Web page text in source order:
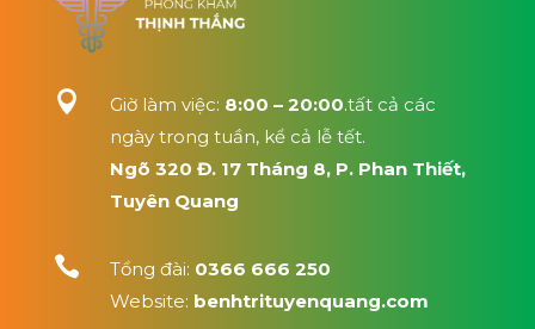
 Giờ làm việc: 8:00 – 20:00.tất cả các
ngày trong tuần, kể cả lễ tết.
Ngõ 320 Đ. 17 Tháng 8, P. Phan Thiết,
Tuyên Quang
 Tổng đài: 0366 666 250
Website: benhtrituyenquang.com